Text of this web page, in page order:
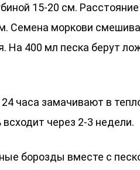
15-20 см.
Семена моркови
На 400 мл песка берут
часа замачивают в
через 2-3 недели.
борозды вместе с